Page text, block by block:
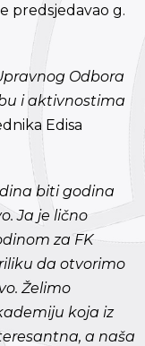
predsjedavao g.
Odbora
i aktivnostima
Edisa
biti godina
Ja je lično
za FK
da otvorimo
Želimo
koja iz
a naša